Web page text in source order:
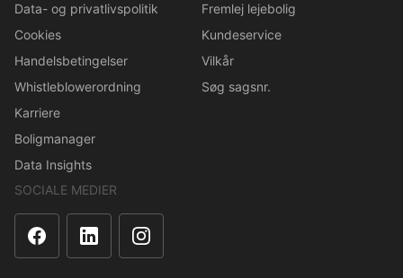
Data- og privatlivspolitik
Cookies
Handelsbetingelser
Whistleblowerordning
Karriere
Boligmanager
Data Insights
Fremlej lejebolig
Kundeservice
Vilkår
Søg sagsnr.
SOCIALE MEDIER